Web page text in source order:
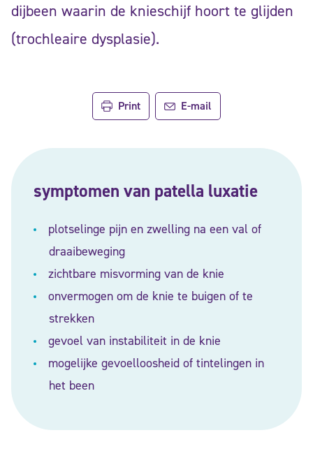
dijbeen waarin de knieschijf hoort te glijden
(trochleaire dysplasie).
Print E-mail
symptomen van patella luxatie
plotselinge pijn en zwelling na een val of
draaibeweging
zichtbare misvorming van de knie
onvermogen om de knie te buigen of te
strekken
gevoel van instabiliteit in de knie
mogelijke gevoelloosheid of tintelingen in
het been